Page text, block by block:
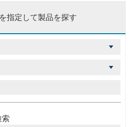
指定して製品を探す
索